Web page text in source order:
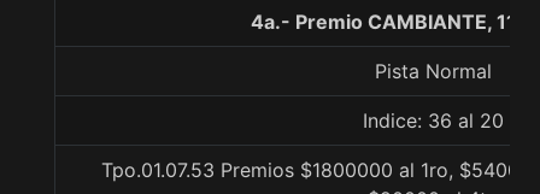
4a.- Premio CAMBIANTE,
Pista Normal
Indice: 36 al 20
Tpo.01.07.53 Premios $1800000 al 1ro,